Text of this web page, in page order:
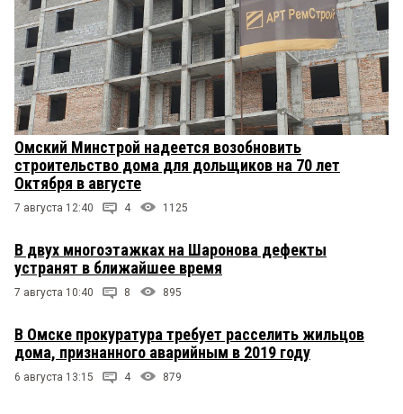
Омский Минстрой надеется возобновить
строительство дома для дольщиков на 70 лет
Октября в августе
7 августа 12:40 4 1125
В двух многоэтажках на Шаронова дефекты
устранят в ближайшее время
7 августа 10:40 8 895
В Омске прокуратура требует расселить жильцов
дома, признанного аварийным в 2019 году
6 августа 13:15 4 879